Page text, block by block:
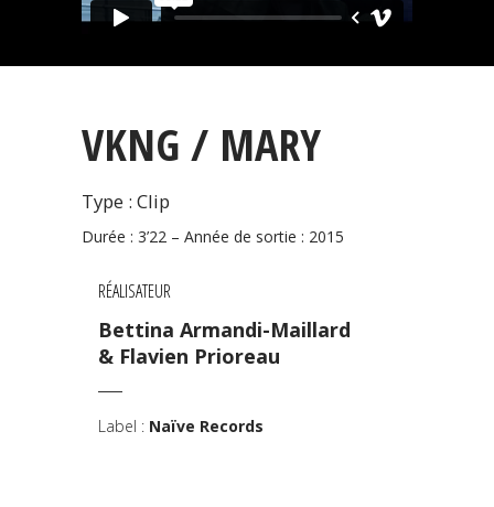
VKNG / MARY
Type : Clip
Durée : 3’22 – Année de sortie : 2015
RÉALISATEUR
Bettina Armandi-Maillard
& Flavien Prioreau
Label : Naïve Records